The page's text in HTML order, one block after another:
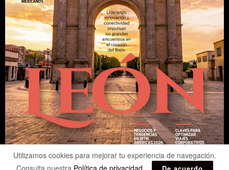
Utilizamos cookies para mejorar tu experiencia de navegación.
Consulta nuestra Política de privacidad